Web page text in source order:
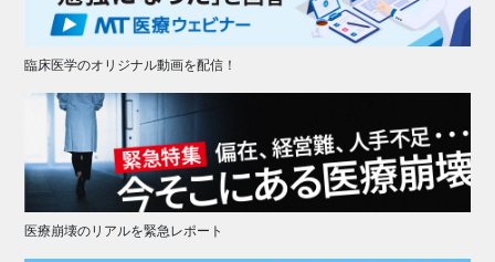
臨床医学のオリジナル動画を配信！
医療崩壊のリアルを緊急レポート